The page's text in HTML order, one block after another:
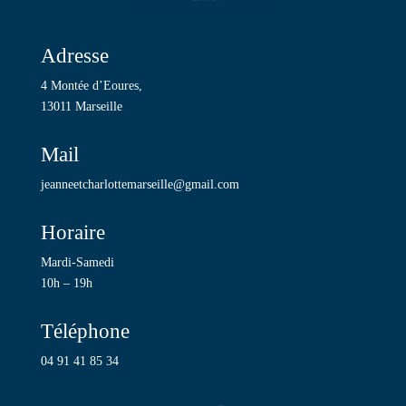
Adresse
4 Montée d’Eoures,
13011 Marseille
Mail
jeanneetcharlottemarseille@gmail.com
Horaire
Mardi-Samedi
10h – 19h
Téléphone
04 91 41 85 34